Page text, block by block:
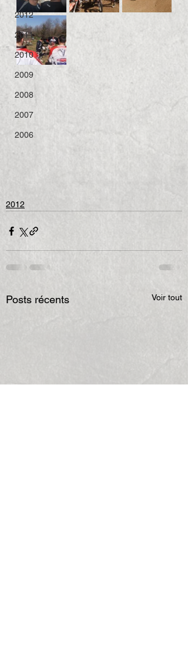
2012
2011
2010
2009
2008
2007
2006
2012
Posts récents Voir tout